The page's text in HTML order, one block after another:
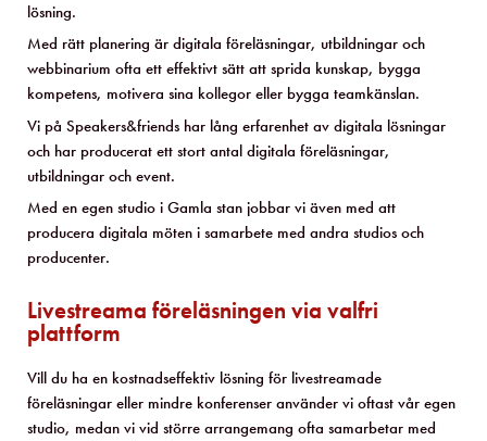
lösning.
Med rätt planering är digitala föreläsningar, utbildningar och
webbinarium ofta ett effektivt sätt att sprida kunskap, bygga
kompetens, motivera sina kollegor eller bygga teamkänslan.
Vi på Speakers&friends har lång erfarenhet av digitala lösningar
och har producerat ett stort antal digitala föreläsningar,
utbildningar och event.
Med en egen studio i Gamla stan jobbar vi även med att
producera digitala möten i samarbete med andra studios och
producenter.
Livestreama föreläsningen via valfri
plattform
Vill du ha en kostnadseffektiv lösning för livestreamade
föreläsningar eller mindre konferenser använder vi oftast vår egen
studio, medan vi vid större arrangemang ofta samarbetar med